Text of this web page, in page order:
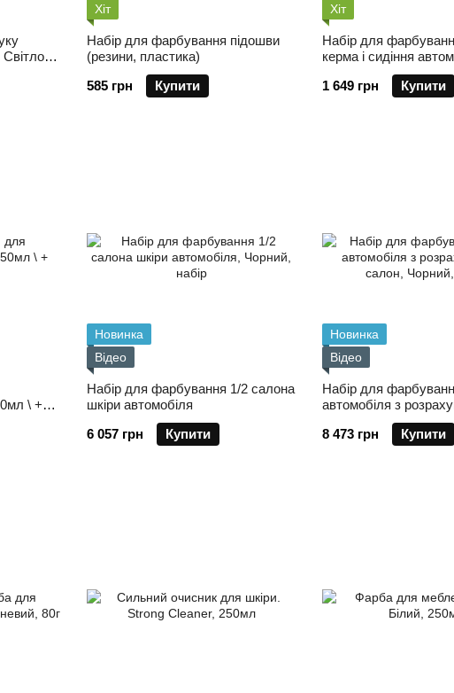
Світло-
Хіт
Набір для фарбування підошви
(резини, пластика)
585 грн
Купити
Хіт
Набір для
керма і сидіння
1 649 грн
Купити
\ +
Новинка
Відео
Набір для фарбування 1/2 салона
шкіри автомобіля
6 057 грн
Купити
Новинка
Відео
Набір для
автомобіля з
8 473 грн
Купити